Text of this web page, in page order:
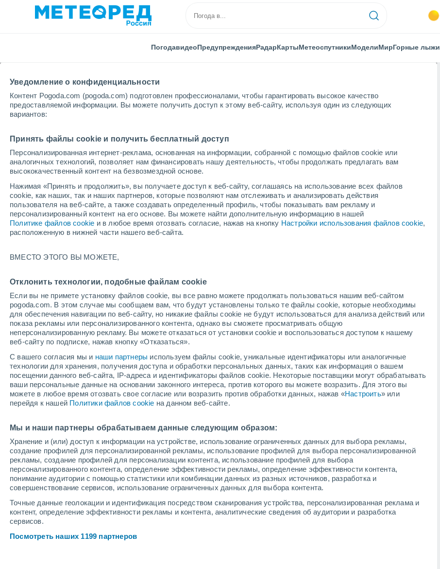
Уведомление о конфиденциальности
Контент Pogoda.com (pogoda.com) подготовлен профессионалами, чтобы гарантировать высокое качество
предоставляемой информации. Вы можете получить доступ к этому веб-сайту, используя один из следующих
вариантов:
Принять файлы cookie и получить бесплатный доступ
Персонализированная интернет-реклама, основанная на информации, собранной с помощью файлов cookie или
аналогичных технологий, позволяет нам финансировать нашу деятельность, чтобы продолжать предлагать вам
высококачественный контент на безвозмездной основе.
Нажимая «Принять и продолжить», вы получаете доступ к веб-сайту, соглашаясь на использование всех файлов
cookie, как наших, так и наших партнеров, которые позволяют нам отслеживать и анализировать действия
пользователя на веб-сайте, а также создавать определенный профиль, чтобы показывать вам рекламу и
персонализированный контент на его основе. Вы можете найти дополнительную информацию в нашей
Политике файлов cookie и в любое время отозвать согласие, нажав на кнопку Настройки использования файлов cookie,
расположенную в нижней части нашего веб-сайта.
ВМЕСТО ЭТОГО ВЫ МОЖЕТЕ,
Отклонить технологии, подобные файлам cookie
Если вы не примете установку файлов cookie, вы все равно можете продолжать пользоваться нашим веб-сайтом
pogoda.com. В этом случае мы сообщаем вам, что будут установлены только те файлы cookie, которые необходимы
для обеспечения навигации по веб-сайту, но никакие файлы cookie не будут использоваться для анализа действий или
показа рекламы или персонализированного контента, однако вы сможете просматривать общую
неперсонализированную рекламу. Вы можете отказаться от установки cookie и воспользоваться доступом к нашему
веб-сайту по подписке, нажав кнопку «Отказаться».
С вашего согласия мы и наши партнеры используем файлы cookie, уникальные идентификаторы или аналогичные
технологии для хранения, получения доступа и обработки персональных данных, таких как информация о вашем
посещении данного веб-сайта, IP-адреса и идентификаторы файлов cookie. Некоторые поставщики могут обрабатывать
ваши персональные данные на основании законного интереса, против которого вы можете возразить. Для этого вы
можете в любое время отозвать свое согласие или возразить против обработки данных, нажав «Настроить» или
перейдя к нашей Политики файлов cookie на данном веб-сайте.
Мы и наши партнеры обрабатываем данные следующим образом:
Хранение и (или) доступ к информации на устройстве, использование ограниченных данных для выбора рекламы,
создание профилей для персонализированной рекламы, использование профилей для выбора персонализированной
рекламы, создание профилей для персонализации контента, использование профилей для выбора
персонализированного контента, определение эффективности рекламы, определение эффективности контента,
понимание аудитории с помощью статистики или комбинации данных из разных источников, разработка и
совершенствование сервисов, использование ограниченных данных для выбора контента.
Точные данные геолокации и идентификация посредством сканирования устройства, персонализированная реклама и
контент, определение эффективности рекламы и контента, аналитические сведения об аудитории и разработка
сервисов.
Посмотреть наших 1199 партнеров
ПогодавидеоПредупрежденияРадарКартыМетеоспутникиМоделиМирГорные лыжи
Погода в Кастилии и Леоне
cегодня, 7 августа Весь день символ
+35°
+18°
Провод глав
+37°
+24°
Candeleda
+17°
+34°
+18°
+35°
+20°
Сеговия
+18°
+35°
Сория
+35°
+17°
Villafáfila
+35°
+17°
+18°
Fermoselle
+22°
Lunada
Leaflet |©OpenStreetMap|ECMWF
Провинции Кастилия и Леон